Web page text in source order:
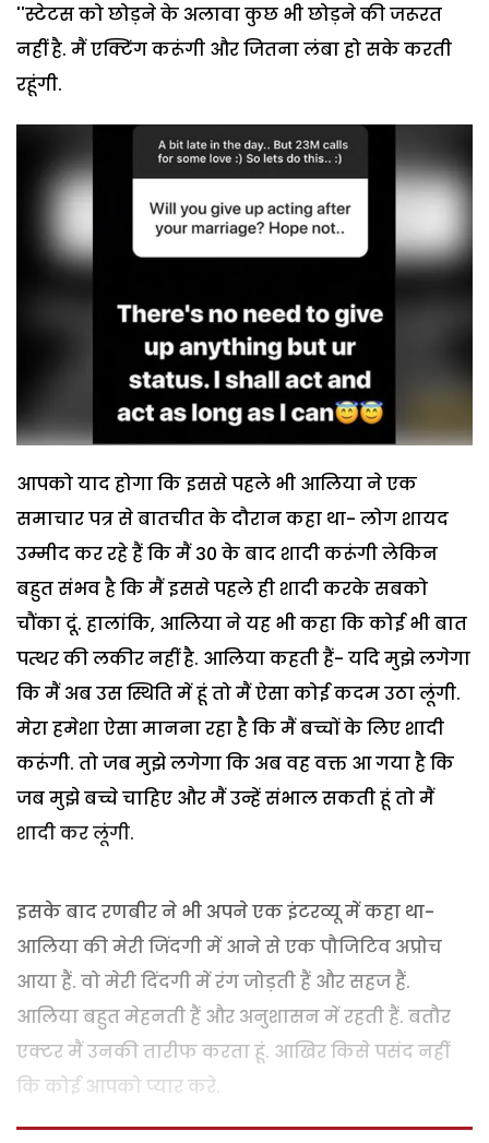
''स्टेटस को छोड़ने के अलावा कुछ भी छोड़ने की जरूरत
नहीं है. मैं एक्टिंग करूंगी और जितना लंबा हो सके करती
रहूंगी.
आपको याद होगा कि इससे पहले भी आलिया ने एक
समाचार पत्र से बातचीत के दौरान कहा था- लोग शायद
उम्मीद कर रहे हैं कि मैं 30 के बाद शादी करूंगी लेकिन
बहुत संभव है कि मैं इससे पहले ही शादी करके सबको
चौंका दूं. हालांकि, आलिया ने यह भी कहा कि कोई भी बात
पत्थर की लकीर नहीं है. आलिया कहती हैं- यदि मुझे लगेगा
कि मैं अब उस स्थिति में हूं तो मैं ऐसा कोई कदम उठा लूंगी.
मेरा हमेशा ऐसा मानना रहा है कि मैं बच्चों के लिए शादी
करूंगी. तो जब मुझे लगेगा कि अब वह वक्त आ गया है कि
जब मुझे बच्चे चाहिए और मैं उन्हें संभाल सकती हूं तो मैं
शादी कर लूंगी.
इसके बाद रणबीर ने भी अपने एक इंटरव्यू में कहा था-
आलिया की मेरी जिंदगी में आने से एक पौजिटिव अप्रोच
आया हैं. वो मेरी दिंदगी में रंग जोड़ती हैं और सहज हैं.
आलिया बहुत मेहनती हैं और अनुशासन में रहती हैं. बतौर
एक्टर मैं उनकी तारीफ करता हूं. आखिर किसे पसंद नहीं
कि कोई आपको प्यार करे.